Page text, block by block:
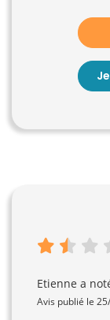
Etienne a
Avis publié le